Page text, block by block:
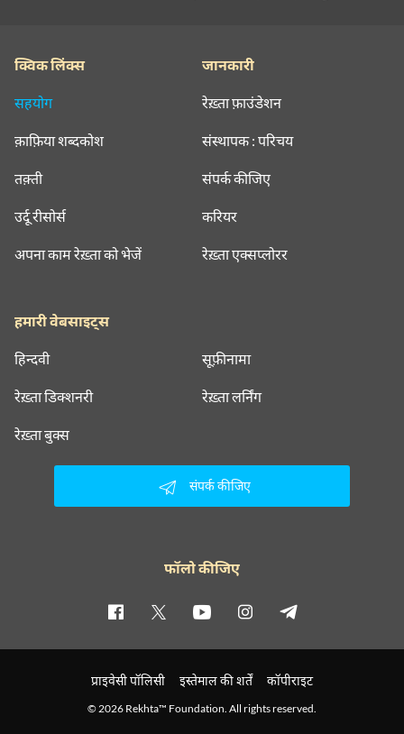
क्विक लिंक्स
सहयोग
क़ाफ़िया शब्दकोश
तक़्ती
उर्दू रीसोर्स
अपना काम रेख़्ता को भेजें
जानकारी
रेख़्ता फ़ाउंडेशन
संस्थापक : परिचय
संपर्क कीजिए
करियर
रेख़्ता एक्सप्लोरर
हमारी वेबसाइट्स
हिन्दवी सूफ़ीनामा
रेख़्ता डिक्शनरी रेख़्ता लर्निंग
रेख़्ता बुक्स
संपर्क कीजिए
फॉलो कीजिए
प्राइवेसी पॉलिसी इस्तेमाल की शर्तें कॉपीराइट
© 2026 Rekhta™ Foundation. All rights reserved.